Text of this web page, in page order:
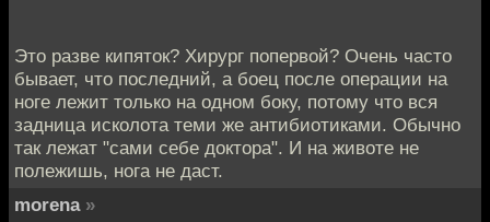
Это разве кипяток? Хирург попервой? Очень часто
бывает, что последний, а боец после операции на
ноге лежит только на одном боку, потому что вся
задница исколота теми же антибиотиками. Обычно
так лежат "сами себе доктора". И на животе не
полежишь, нога не даст.
morena »